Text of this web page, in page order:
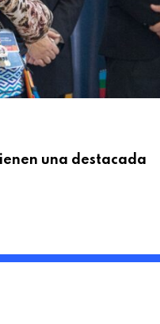
una destacada